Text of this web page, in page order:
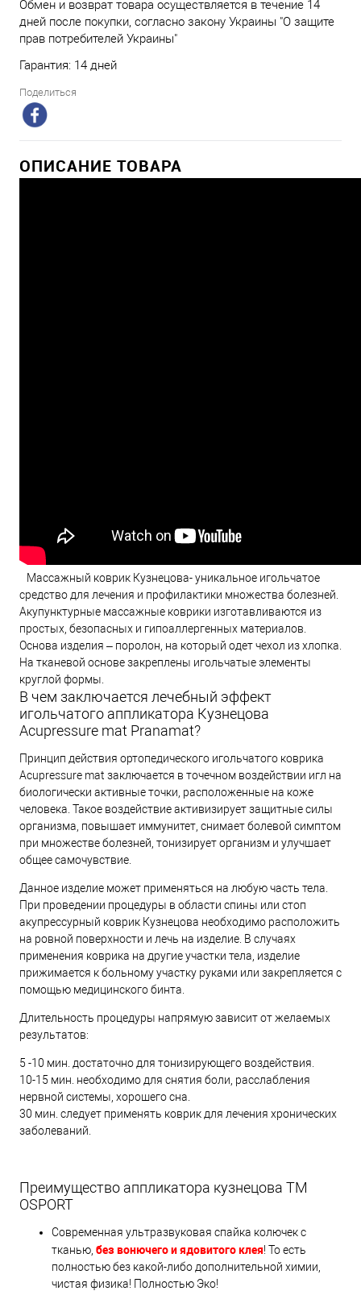
Обмен и возврат товара осуществляется в течение 14
дней после покупки, согласно закону Украины "О защите
прав потребителей Украины"
Гарантия: 14 дней
Поделиться
ОПИСАНИЕ ТОВАРА
Массажный коврик Кузнецова- уникальное игольчатое
средство для лечения и профилактики множества болезней.
Акупунктурные массажные коврики изготавливаются из
простых, безопасных и гипоаллергенных материалов.
Основа изделия – поролон, на который одет чехол из хлопка.
На тканевой основе закреплены игольчатые элементы
круглой формы.
В чем заключается лечебный эффект
игольчатого аппликатора Кузнецова
Acupressure mat Pranamat?
Принцип действия ортопедического игольчатого коврика
Acupressure mat заключается в точечном воздействии игл на
биологически активные точки, расположенные на коже
человека. Такое воздействие активизирует защитные силы
организма, повышает иммунитет, снимает болевой симптом
при множестве болезней, тонизирует организм и улучшает
общее самочувствие.
Данное изделие может применяться на любую часть тела.
При проведении процедуры в области спины или стоп
акупрессурный коврик Кузнецова необходимо расположить
на ровной поверхности и лечь на изделие. В случаях
применения коврика на другие участки тела, изделие
прижимается к больному участку руками или закрепляется с
помощью медицинского бинта.
Длительность процедуры напрямую зависит от желаемых
результатов:
5 -10 мин. достаточно для тонизирующего воздействия.
10-15 мин. необходимо для снятия боли, расслабления
нервной системы, хорошего сна.
30 мин. следует применять коврик для лечения хронических
заболеваний.
Преимущество аппликатора кузнецова TM
OSPORT
Современная ультразвуковая спайка колючек с
тканью, без вонючего и ядовитого клея! То есть
полностью без какой-либо дополнительной химии,
чистая физика! Полностью Эко!